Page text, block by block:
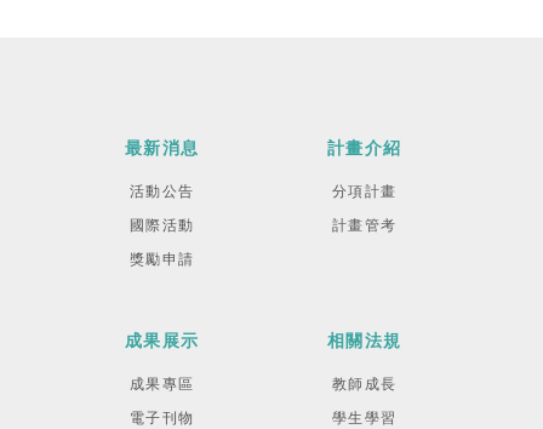
最新消息
活動公告
國際活動
獎勵申請
計畫介紹
分項計畫
計畫管考
成果展示
成果專區
電子刊物
相關法規
教師成長
學生學習